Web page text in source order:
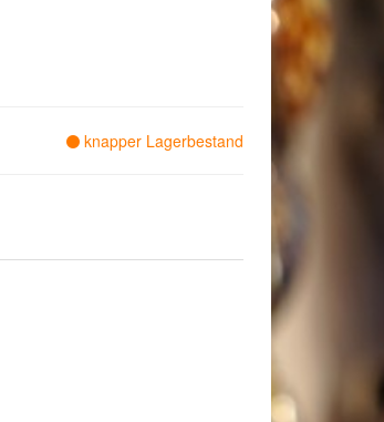
knapper Lagerbestand